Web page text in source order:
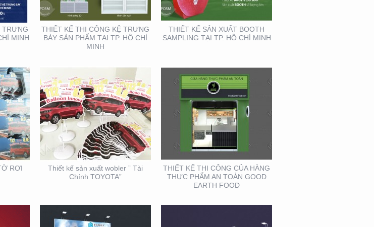
TRƯNG
MINH
THIẾT KẾ THI CÔNG KỆ TRƯNG
BÀY SẢN PHẨM TẠI TP. HỒ CHÍ
MINH
THIẾT KẾ SẢN XUẤT BOOTH
SAMPLING TẠI TP. HỒ CHÍ MINH
RƠI
TOYOTA”
Thiết kế sản xuất wobler ” Tài
Chính TOYOTA”
AN TOÀN GOOD EARTH
THIẾT KẾ THI CÔNG CỦA HÀNG
THỰC PHẨM AN TOÀN GOOD
EARTH FOOD
HỘI NGHỊ KHOA HỌC
DA LIỄU MIỀN NAM 2020
(BOOTH TRANFA)
HỘI NGHỊ DA LIỄU
TOÀN QUỐC NĂM 2020
TẠI CẦN THƠ (GIAN
HÀNG MINH KHƯƠNG
GROUP)